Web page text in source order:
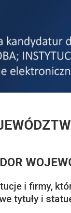
i firmy,
tytuły i